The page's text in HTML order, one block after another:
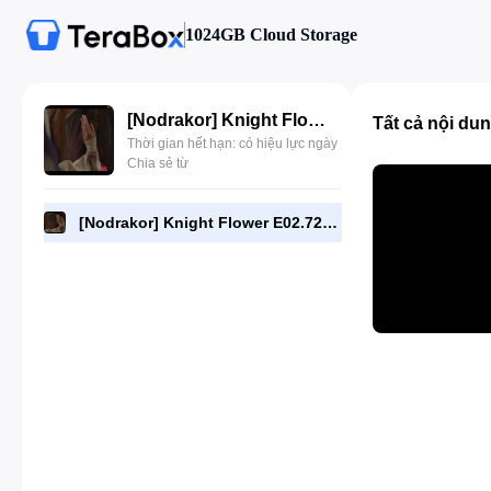
1024GB Cloud Storage
[Nodrakor] Knight Flower E02.720p.mp4
Thời gian hết hạn: có hiệu lực ngày
Chia sẻ từ
[Nodrakor] Knight Flower E02.720p.mp4
Tất cả nội